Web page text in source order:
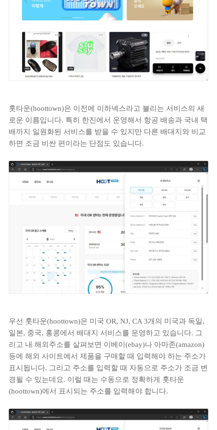
훗타운(hoottown)은 이전에 이하넥스라고 불리는 서비스의 새
로운 이름입니다. 특히 한진에서 운영해서 항공 배송과 국내 택
배까지 일원화된 서비스를 받을 수 있지만 다른 배대지와 비교
하면 조금 비싼 편이라는 단점도 있습니다.
우선 훗타운(hoottown)은 미국 OR, NJ, CA 3개의 미국과 독일,
일본, 중국, 홍콩에서 배대지 서비스를 운영하고 있습니다. 그
리고 내 해외주소를 살펴보면 이베이(ebay)나 아마존(amazon)
등에 해외 사이트에서 제품을 구매할 때 입력해야 하는 주소가
표시됩니다. 그리고 주소를 입력할 때 자동으로 주소가 조금 변
경될 수 있는데요. 이럴 때는 수동으로 정확하게 훗타운
(hoottown)에서 표시되는 주소를 입력해야 합니다.